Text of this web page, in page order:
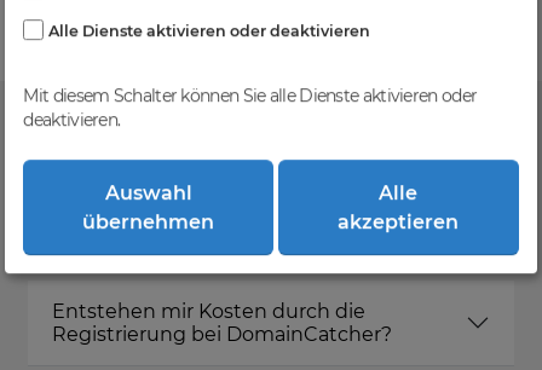
FAQ
Was ist DomainCatcher?
Entstehen mir Kosten durch die
Registrierung bei DomainCatcher?
Alle Dienste aktivieren oder deaktivieren
Mit diesem Schalter können Sie alle Dienste aktivieren oder
deaktivieren.
Auswahl
übernehmen
Alle
akzeptieren